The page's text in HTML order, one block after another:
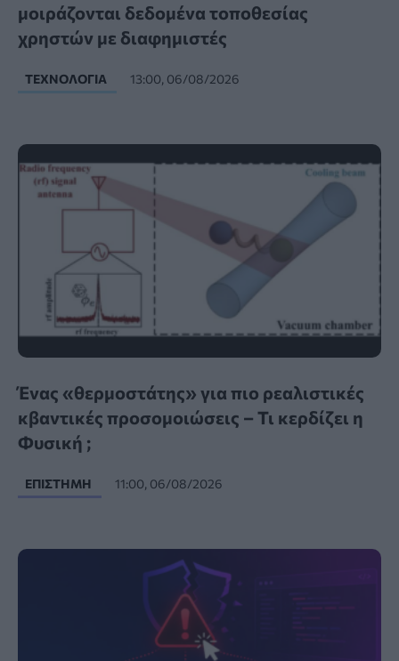
μοιράζονται δεδομένα τοποθεσίας
χρηστών με διαφημιστές
ΤΕΧΝΟΛΟΓΊΑ 13:00, 06/08/2026
Ένας «θερμοστάτης» για πιο ρεαλιστικές
κβαντικές προσομοιώσεις – Τι κερδίζει η
Φυσική ;
ΕΠΙΣΤΉΜΗ 11:00, 06/08/2026